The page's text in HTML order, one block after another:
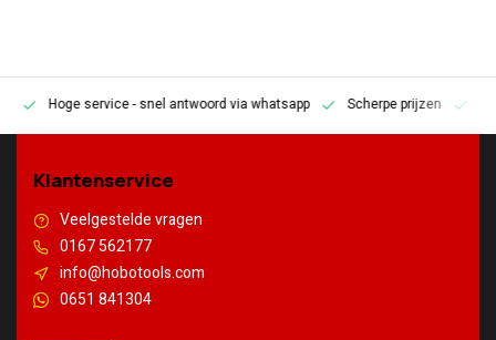
Hoge service- snel antwoord via whatsapp Scherpe prijzen
Klantenservice
Veelgestelde vragen
0167 562177
info@hobotools.com
0651 841304